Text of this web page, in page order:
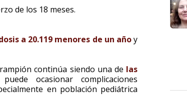
de los 18 meses.
a 20.119 menores de un añoy
continúa siendo una de las
ocasionar complicaciones
en población pediátrica